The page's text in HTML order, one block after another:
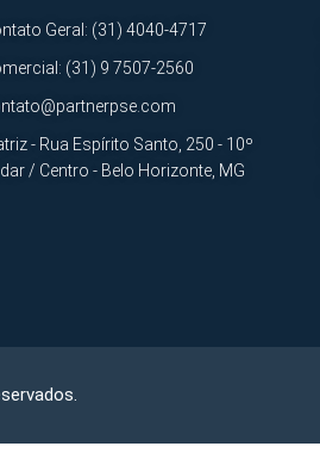
Geral: (31) 4040-4717
(31) 9 7507-2560
- Rua Espírito Santo, 250 - 10º
/ Centro - Belo Horizonte, MG